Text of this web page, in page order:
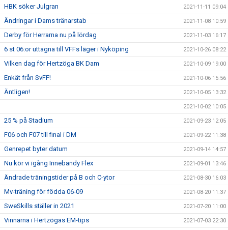
HBK söker Julgran 2021-11-11 09:04
Ändringar i Dams tränarstab 2021-11-08 10:59
Derby för Herrarna nu på lördag 2021-11-03 16:17
6 st 06:or uttagna till VFFs läger i Nyköping 2021-10-26 08:22
Vilken dag för Hertzöga BK Dam 2021-10-09 19:00
Enkät från SvFF! 2021-10-06 15:56
Äntligen! 2021-10-05 13:32
2021-10-02 10:05
25 % på Stadium 2021-09-23 12:05
F06 och F07 till final i DM 2021-09-22 11:38
Genrepet byter datum 2021-09-14 14:57
Nu kör vi igång Innebandy Flex 2021-09-01 13:46
Ändrade träningstider på B och C-ytor 2021-08-30 16:03
Mv-träning för födda 06-09 2021-08-20 11:37
SweSkills ställer in 2021 2021-07-20 11:00
Vinnarna i Hertzögas EM-tips 2021-07-03 22:30